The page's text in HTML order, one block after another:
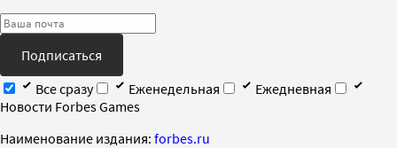
Подписаться
Все сразу
Еженедельная
Ежедневная
Новости Forbes Games
Наименование издания: forbes.ru